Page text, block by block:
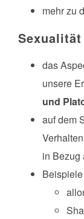
mehr zu
das
unsere
und
auf dem
in Bezug